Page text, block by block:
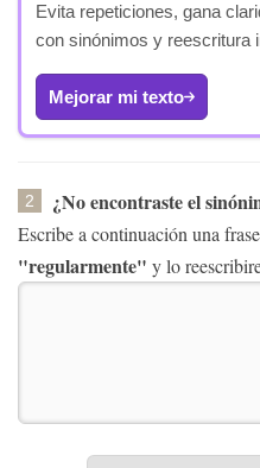
Evita repeticiones, gana
con sinónimos y reescritura
Mejorar mi texto
2 ¿No encontraste el
Escribe a continuación una
"regularmente" y lo